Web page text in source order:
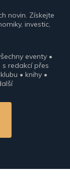
novin. Získejte
investic,
eventy •
redakcí přes
• knihy •